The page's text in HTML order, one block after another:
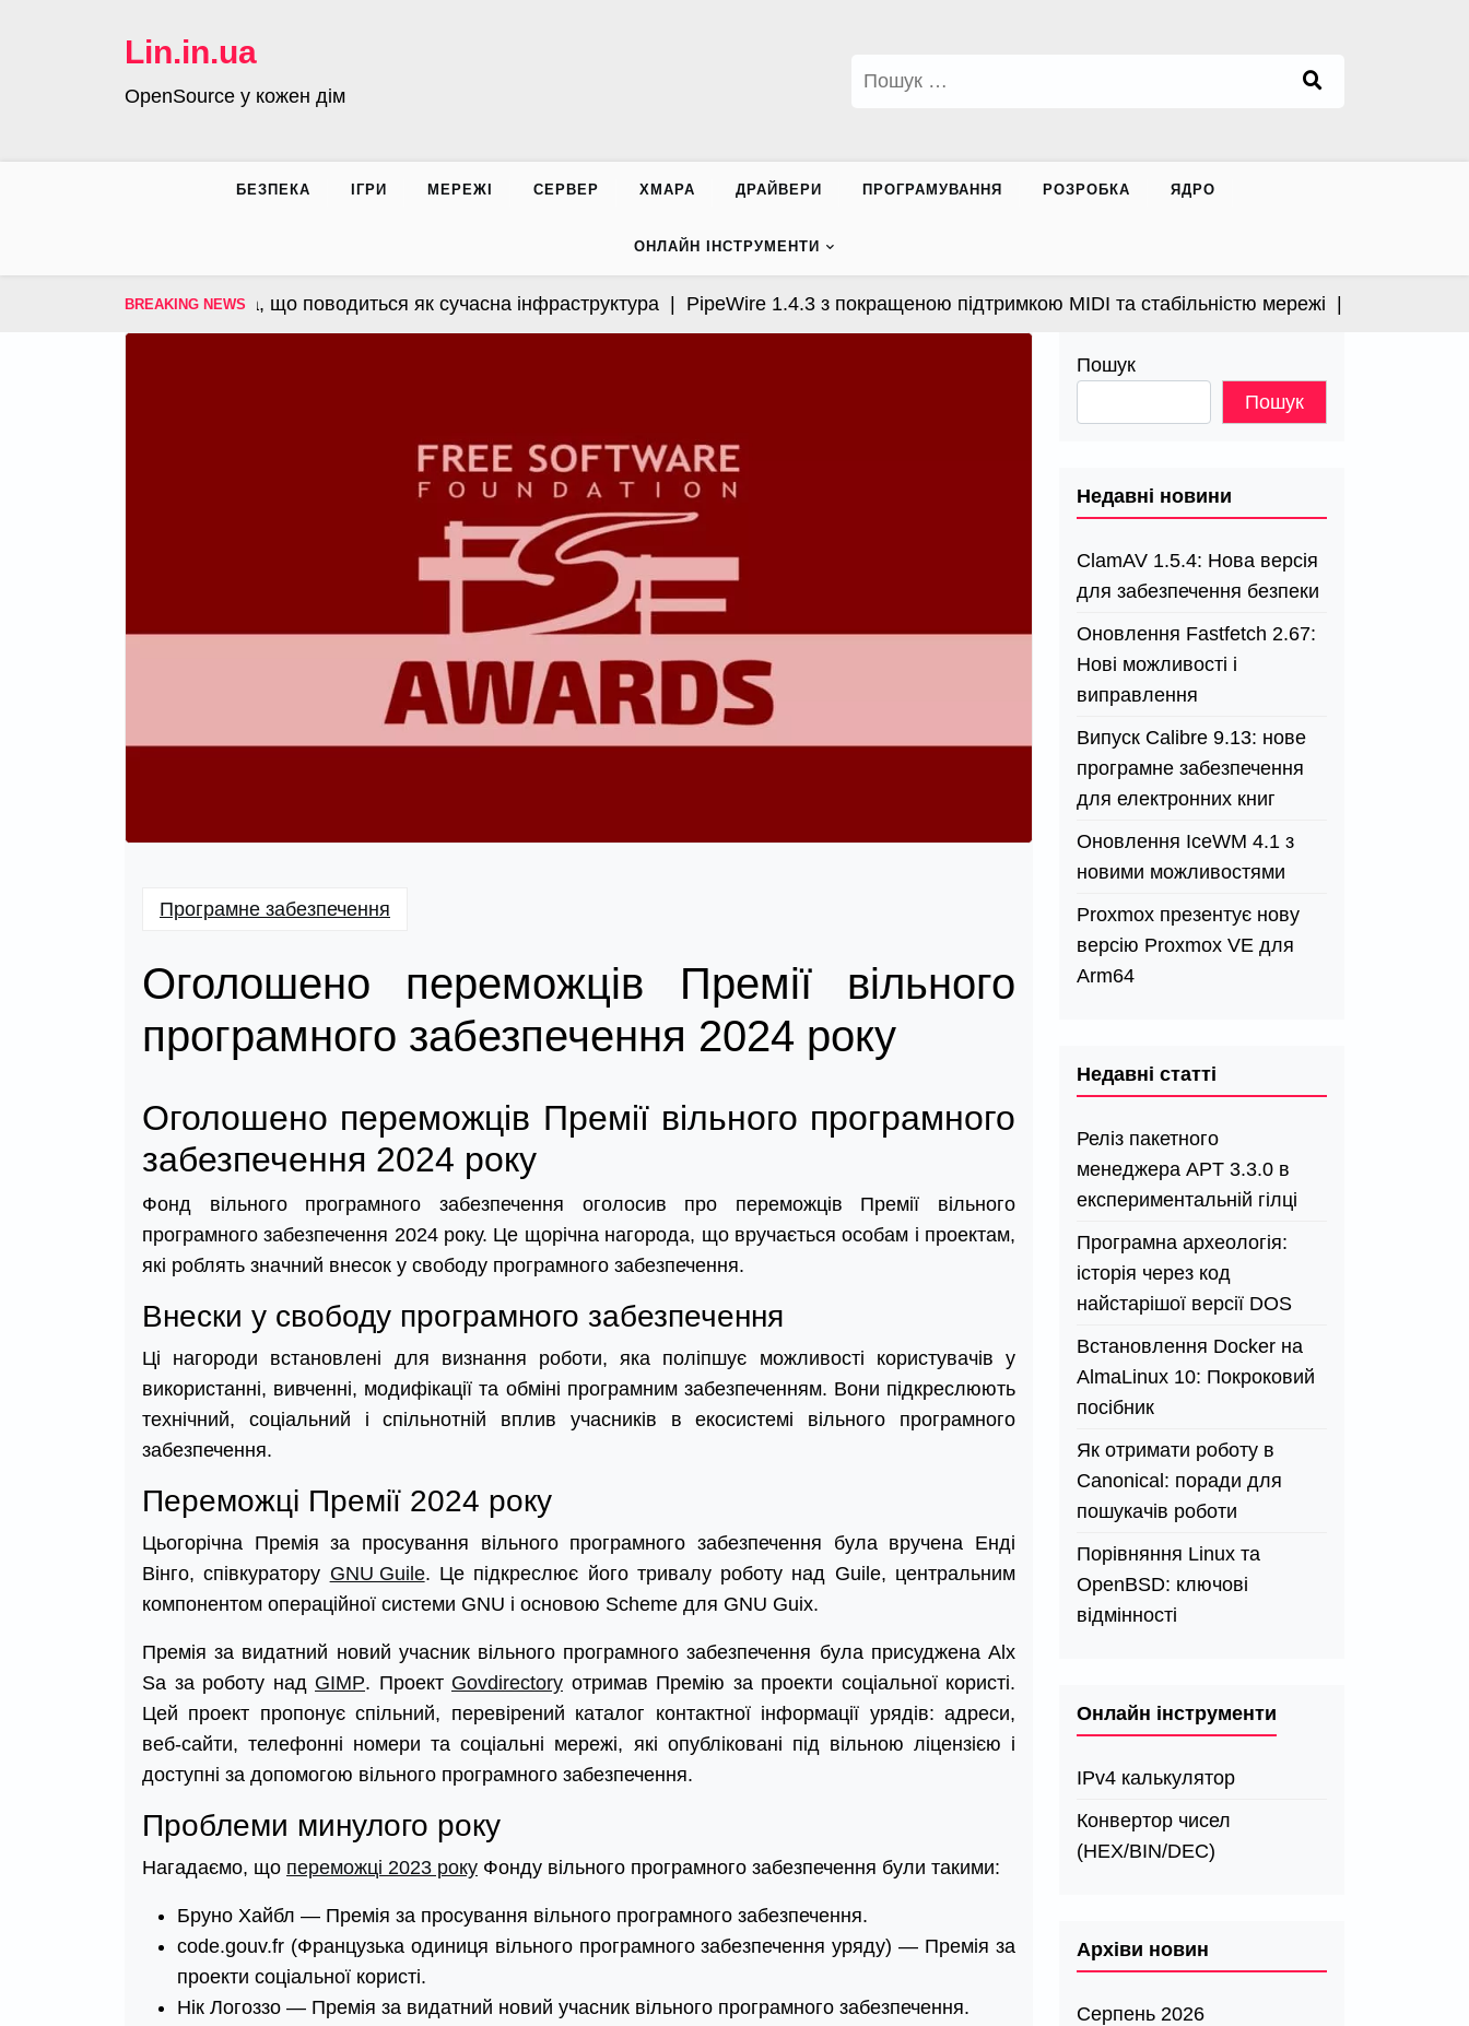
Lin.in.ua
OpenSource у кожен дім
БЕЗПЕКА ІГРИ МЕРЕЖІ СЕРВЕР ХМАРА ДРАЙВЕРИ ПРОГРАМУВАННЯ РОЗРОБКА ЯДРО
ОНЛАЙН ІНСТРУМЕНТИ
BREAKING NEWS
– операційна система, що поводиться як сучасна інфраструктура |PipeWire 1.4.3 з покращеною підтримкою MIDI та стабільністю мережі |Apple
Програмне забезпечення
Оголошено переможців Премії вільного
програмного забезпечення 2024 року
Оголошено переможців Премії вільного програмного
забезпечення 2024 року
Фонд вільного програмного забезпечення оголосив про переможців Премії вільного
програмного забезпечення 2024 року. Це щорічна нагорода, що вручається особам і проектам,
які роблять значний внесок у свободу програмного забезпечення.
Внески у свободу програмного забезпечення
Ці нагороди встановлені для визнання роботи, яка поліпшує можливості користувачів у
використанні, вивченні, модифікації та обміні програмним забезпеченням. Вони підкреслюють
технічний, соціальний і спільнотній вплив учасників в екосистемі вільного програмного
забезпечення.
Переможці Премії 2024 року
Цьогорічна Премія за просування вільного програмного забезпечення була вручена Енді
Вінго, співкуратору GNU Guile. Це підкреслює його тривалу роботу над Guile, центральним
компонентом операційної системи GNU і основою Scheme для GNU Guix.
Премія за видатний новий учасник вільного програмного забезпечення була присуджена Alx
Sa за роботу над GIMP. Проект Govdirectory отримав Премію за проекти соціальної користі.
Цей проект пропонує спільний, перевірений каталог контактної інформації урядів: адреси,
веб-сайти, телефонні номери та соціальні мережі, які опубліковані під вільною ліцензією і
доступні за допомогою вільного програмного забезпечення.
Проблеми минулого року
Нагадаємо, що переможці 2023 року Фонду вільного програмного забезпечення були такими:
Бруно Хайбл — Премія за просування вільного програмного забезпечення.
code.gouv.fr (Французька одиниця вільного програмного забезпечення уряду) — Премія за
проекти соціальної користі.
Нік Логоззо — Премія за видатний новий учасник вільного програмного забезпечення.
Пошук
Пошук
Недавні новини
ClamAV 1.5.4: Нова версія
для забезпечення безпеки
Оновлення Fastfetch 2.67:
Нові можливості і
виправлення
Випуск Calibre 9.13: нове
програмне забезпечення
для електронних книг
Оновлення IceWM 4.1 з
новими можливостями
Proxmox презентує нову
версію Proxmox VE для
Arm64
Недавні статті
Реліз пакетного
менеджера APT 3.3.0 в
експериментальній гілці
Програмна археологія:
історія через код
найстарішої версії DOS
Встановлення Docker на
AlmaLinux 10: Покроковий
посібник
Як отримати роботу в
Canonical: поради для
пошукачів роботи
Порівняння Linux та
OpenBSD: ключові
відмінності
Онлайн інструменти
IPv4 калькулятор
Конвертор чисел
(HEX/BIN/DEC)
Архіви новин
Серпень 2026